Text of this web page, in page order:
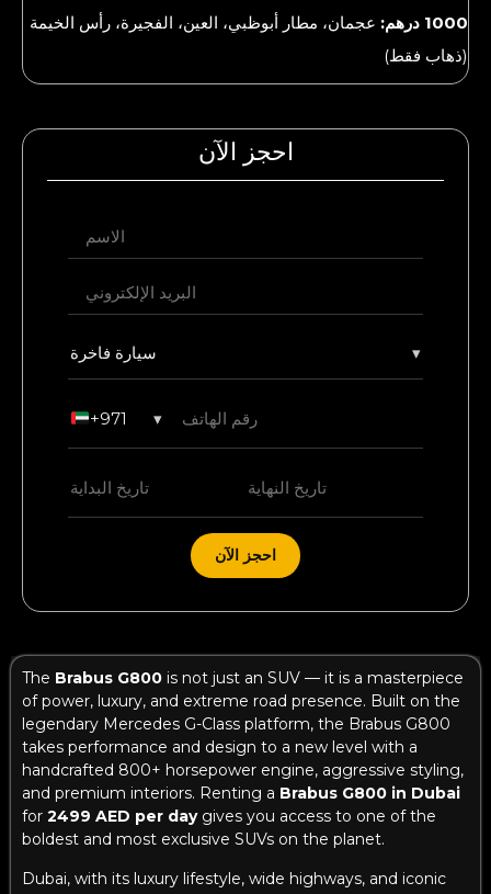
1000 درهم:
عجمان، مطار أبوظبي، العين، الفجيرة، رأس الخيمة
(ذهاب فقط)
احجز الآن
سيارة فاخرة ▾
+971 ▾
احجز الآن
The Brabus G800 is not just an SUV — it is a masterpiece
of power, luxury, and extreme road presence. Built on the
legendary Mercedes G-Class platform, the Brabus G800
takes performance and design to a new level with a
handcrafted 800+ horsepower engine, aggressive styling,
and premium interiors. Renting a Brabus G800 in Dubai
for 2499 AED per daygives you access to one of the
boldest and most exclusive SUVs on the planet.
Dubai, with its luxury lifestyle, wide highways, and iconic